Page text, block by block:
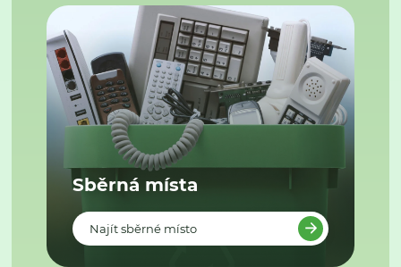
Sběrná místa
Najít sběrné místo